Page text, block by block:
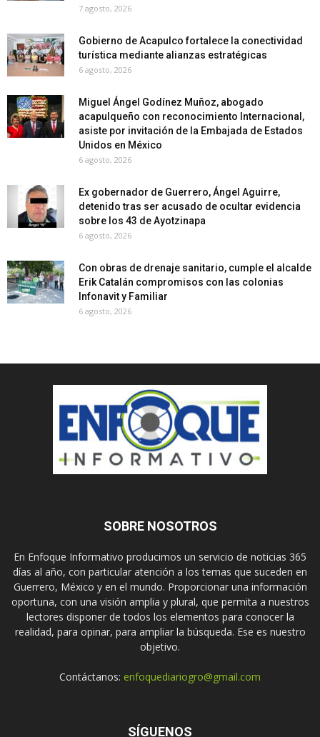
7 agosto, 2026
Gobierno de Acapulco fortalece la conectividad
turística mediante alianzas estratégicas
6 agosto, 2026
Miguel Ángel Godínez Muñoz, abogado
acapulqueño con reconocimiento Internacional,
asiste por invitación de la Embajada de Estados
Unidos en México
6 agosto, 2026
Ex gobernador de Guerrero, Ángel Aguirre,
detenido tras ser acusado de ocultar evidencia
sobre los 43 de Ayotzinapa
6 agosto, 2026
Con obras de drenaje sanitario, cumple el alcalde
Erik Catalán compromisos con las colonias
Infonavit y Familiar
6 agosto, 2026
SOBRE NOSOTROS
En Enfoque Informativo producimos un servicio de noticias 365
días al año, con particular atención a los temas que suceden en
Guerrero, México y en el mundo. Proporcionar una información
oportuna, con una visión amplia y plural, que permita a nuestros
lectores disponer de todos los elementos para conocer la
realidad, para opinar, para ampliar la búsqueda. Ese es nuestro
objetivo.
Contáctanos: enfoquediariogro@gmail.com
SÍGUENOS